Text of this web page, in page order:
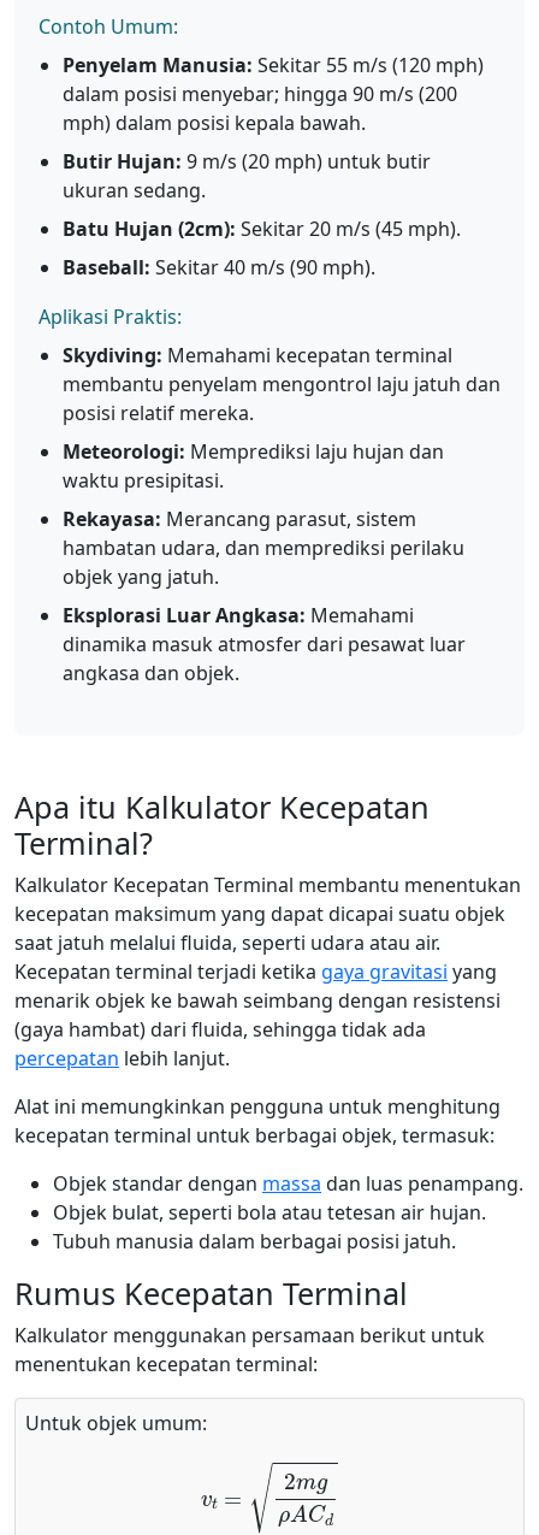
Contoh Umum:
Penyelam Manusia: Sekitar 55 m/s (120 mph)
dalam posisi menyebar; hingga 90 m/s (200
mph) dalam posisi kepala bawah.
Butir Hujan: 9 m/s (20 mph) untuk butir
ukuran sedang.
Batu Hujan (2cm): Sekitar 20 m/s (45 mph).
Baseball: Sekitar 40 m/s (90 mph).
Aplikasi Praktis:
Skydiving: Memahami kecepatan terminal
membantu penyelam mengontrol laju jatuh dan
posisi relatif mereka.
Meteorologi: Memprediksi laju hujan dan
waktu presipitasi.
Rekayasa: Merancang parasut, sistem
hambatan udara, dan memprediksi perilaku
objek yang jatuh.
Eksplorasi Luar Angkasa: Memahami
dinamika masuk atmosfer dari pesawat luar
angkasa dan objek.
Apa itu Kalkulator Kecepatan
Terminal?
Kalkulator Kecepatan Terminal membantu menentukan
kecepatan maksimum yang dapat dicapai suatu objek
saat jatuh melalui fluida, seperti udara atau air.
Kecepatan terminal terjadi ketika gaya gravitasi yang
menarik objek ke bawah seimbang dengan resistensi
(gaya hambat) dari fluida, sehingga tidak ada
percepatan lebih lanjut.
Alat ini memungkinkan pengguna untuk menghitung
kecepatan terminal untuk berbagai objek, termasuk:
Objek standar dengan massa dan luas penampang.
Objek bulat, seperti bola atau tetesan air hujan.
Tubuh manusia dalam berbagai posisi jatuh.
Rumus Kecepatan Terminal
Kalkulator menggunakan persamaan berikut untuk
menentukan kecepatan terminal:
Untuk objek umum:
gρACd